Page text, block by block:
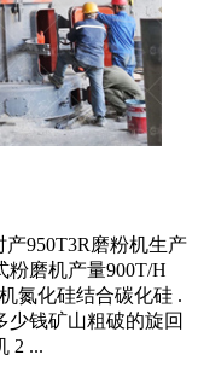
950T3R磨粉机生产
粉磨机产量900T/H
氮化硅结合碳化硅 .
少钱矿山粗破的旋回
2 ...